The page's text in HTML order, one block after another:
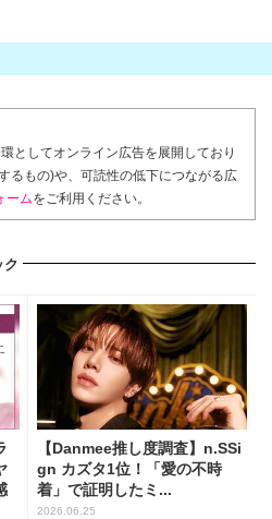
としてオンライン広告を展開しており
るもの)や、可読性の低下につながる広
ームをご利用ください。
ク
【Danmee推し度調査】n.SSi
gn カズタ1位！「愛の不時
着」で証明したミ...
2026.06.25